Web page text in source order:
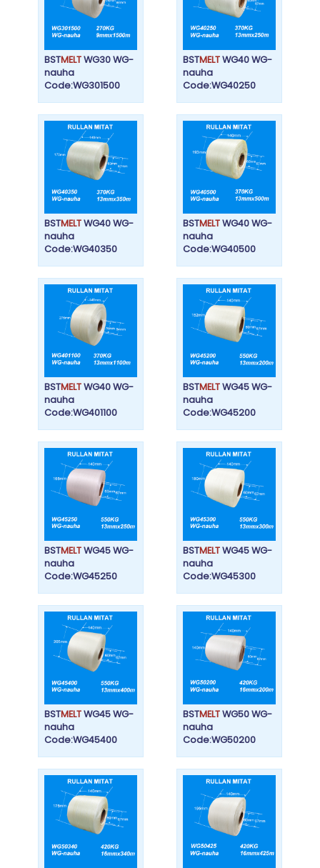
BSTMELTWG30 WG-
nauha
Code:WG301500
BSTMELTWG40 WG-
nauha
Code:WG40250
BSTMELTWG40 WG-
nauha
Code:WG40350
BSTMELTWG40 WG-
nauha
Code:WG40500
BSTMELTWG40 WG-
nauha
Code:WG401100
BSTMELTWG45 WG-
nauha
Code:WG45200
BSTMELTWG45 WG-
nauha
Code:WG45250
BSTMELTWG45 WG-
nauha
Code:WG45300
BSTMELTWG45 WG-
nauha
Code:WG45400
BSTMELTWG50 WG-
nauha
Code:WG50200